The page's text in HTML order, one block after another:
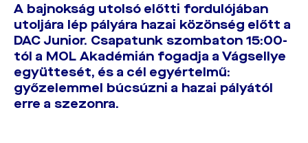
A bajnokság utolsó előtti fordulójában
utoljára lép pályára hazai közönség előtt a
DAC Junior. Csapatunk szombaton 15:00-
tól a MOL Akadémián fogadja a Vágsellye
együttesét, és a cél egyértelmű:
győzelemmel búcsúzni a hazai pályától
erre a szezonra.